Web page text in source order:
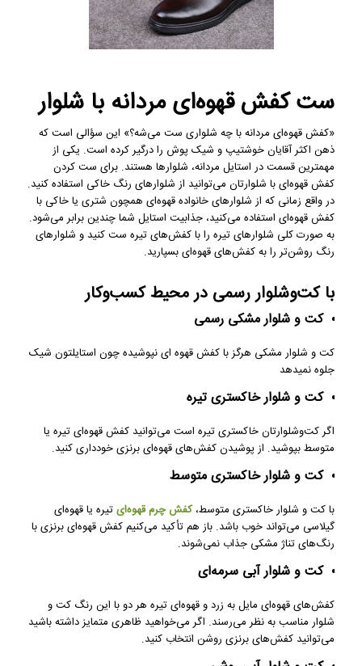
ست کفش قهوه‌ای مردانه با شلوار
«کفش قهوه‌ای مردانه با چه شلواری ست می‌شه؟» این سؤالی است که
ذهن اکثر آقایان خوشتیپ و شیک‌ پوش را درگیر کرده است. یکی از
مهمترین قسمت در استایل مردانه، شلوارها هستند. برای ست کردن
کفش قهوه‌ای با شلوارتان می‌توانید از شلوارهای رنگ خاکی استفاده کنید.
در واقع زمانی که از شلوارهای خانواده قهوه‌ای همچون شتری یا خاکی با
کفش قهوه‌ای استفاده می‌کنید، جذابیت استایل شما چندین برابر می‌شود.
به صورت کلی شلوارهای تیره را با کفش‌های تیره ست کنید و شلوارهای
رنگ روشن‌تر را به کفش‌های قهوه‌ای بسپارید.
با کت‌وشلوار رسمی در محیط کسب‌وکار
کت و شلوار مشکی رسمی
کت و شلوار مشکی هرگز با کفش قهوه ای نپوشیده چون استایلتون شیک
جلوه نمیدهد
کت و شلوار خاکستری تیره
اگر کت‌وشلوارتان خاکستری تیره است می‌توانید کفش قهوه‌ای تیره یا
متوسط بپوشید. از پوشیدن کفش‌های قهوه‌ای برنزی خودداری کنید.
کت و شلوار خاکستری متوسط
با کت‌ و شلوار خاکستری متوسط،کفش چرم قهوه‌ایتیره یا قهوه‌ای
گیلاسی می‌تواند خوب باشد. باز هم تأکید می‌کنیم کفش قهوه‌ای برنزی با
رنگ‌های تناژ مشکی جذاب نمی‌شوند.
کت و شلوار آبی سرمه‌ای
کفش‌های قهوه‌ای مایل به زرد و قهوه‌ای تیره هر دو با این رنگ کت‌ و
شلوار مناسب به نظر می‌رسند. اگر می‌خواهید ظاهری متمایز داشته باشید
می‌توانید کفش‌های برنزی روشن انتخاب کنید.